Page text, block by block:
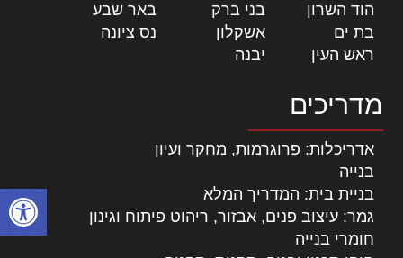
פתח
הוד השרון
בני ברק באר שבע
בת ים
אשקלון נס ציונה
ראש העין
יבנה
מדריכים
אדריכלות: פרוגרמות, מחקר ועיון
בנייה
בניית בית: המדריך המלא
גמר: עיצוב פנים, אבזור, ריהוט פיתוח וגינון
חומרי בנייה